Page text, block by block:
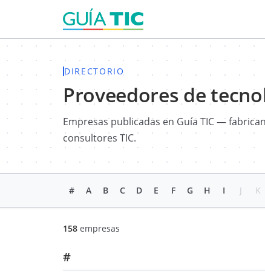
DIRECTORIO
Proveedores de
Empresas publicadas en Guía TIC —
consultores TIC.
# A B C D E F G H I J K
158 empresas
#